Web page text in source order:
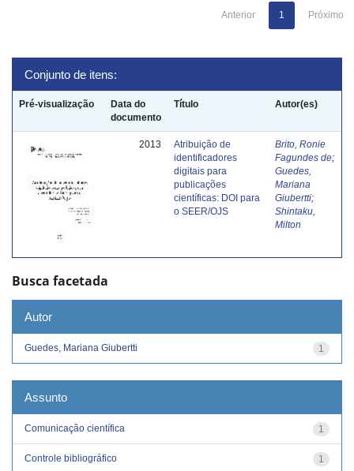
Anterior 1 Próximo
Conjunto de itens:
Pré-visualização
Data do
documento
Título Autor(es)
2013
Atribuição de
identificadores
digitais para
publicações
científicas: DOI para
o SEER/OJS
Brito, Ronie
Fagundes de;
Guedes,
Mariana
Giubertti;
Shintaku,
Milton
Busca facetada
Autor
1
Guedes, Mariana Giubertti
Assunto
1
Comunicação científica
1
Controle bibliográfico